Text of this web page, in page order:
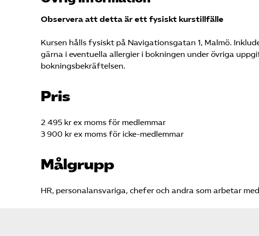
Observera att detta är ett fysiskt kurstillfälle
Kursen hålls fysiskt på Navigationsgatan 1, Malmö.
gärna i eventuella allergier i bokningen under övriga
bokningsbekräftelsen.
Pris
2 495 kr ex moms för medlemmar
3 900 kr ex moms för icke-medlemmar
Målgrupp
HR, personalansvariga, chefer och andra som arbetar